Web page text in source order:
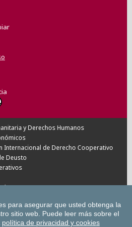
y Derechos Humanos
Internacional de Derecho Cooperativo
Deusto
Humanos
Científicas de Deusto en
para asegurar que usted obtenga la
sitio web. Puede leer más sobre el
política de privacidad y cookies